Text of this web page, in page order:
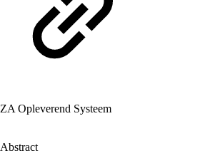
ZA Opleverend Systeem
Abstract